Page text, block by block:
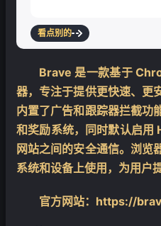
看点别的
Brave 是一款基于
器，专注于提供更快速、更
内置了广告和跟踪器拦截功
和奖励系统，同时默认启用
网站之间的安全通信。浏览
系统和设备上使用，为用户
官方网站：https://